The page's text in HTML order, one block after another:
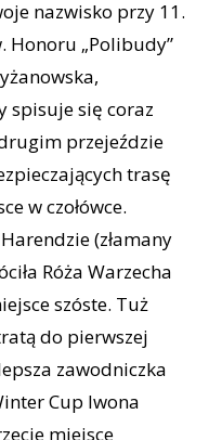
nazwisko przy 11.
Honoru „Polibudy”
spisuje się coraz
przejeździe
trasę
w czołówce.
(złamany
Róża Warzecha
szóste. Tuż
do pierwszej
zawodniczka
Cup Iwona
miejsce